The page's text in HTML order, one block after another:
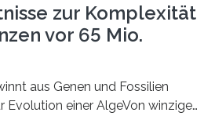
zur Komplexität
vor 65 Mio.
aus Genen und Fossilien
Evolution einer AlgeVon winzigen